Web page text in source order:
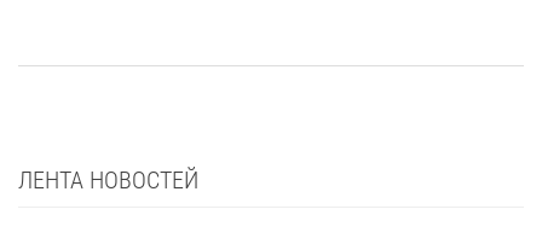
ЛЕНТА НОВОСТЕЙ